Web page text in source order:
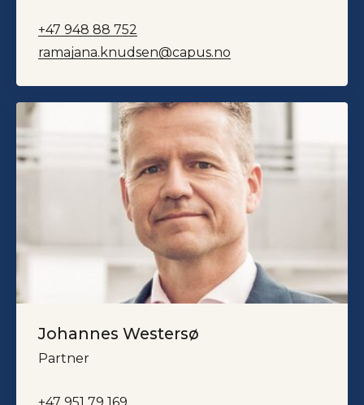
+47 948 88 752
ramajana.knudsen@capus.no
Johannes Westersø
Partner